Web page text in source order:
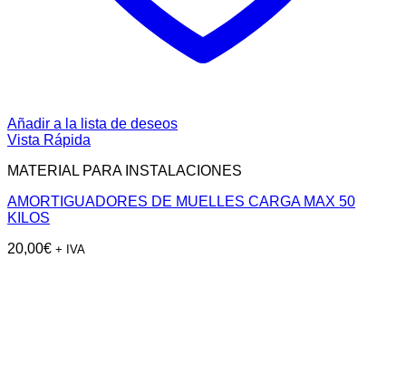
Añadir a la lista de deseos
Vista Rápida
MATERIAL PARA INSTALACIONES
AMORTIGUADORES DE MUELLES CARGA MAX 50
KILOS
20,00€ + IVA